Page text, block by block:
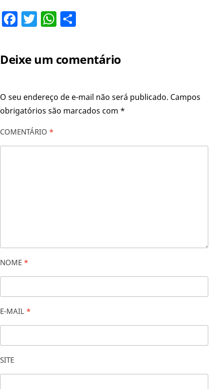
Facebook
TwitterWhatsApp
Deixe um comentário
O seu endereço de e-mail não será publicado. Campos
obrigatórios são marcados com *
COMENTÁRIO *
NOME *
E-MAIL *
SITE